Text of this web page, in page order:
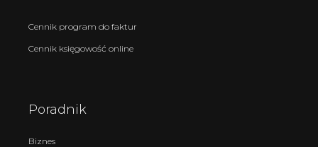
Cennik program do faktur
Cennik księgowość online
Poradnik
Biznes